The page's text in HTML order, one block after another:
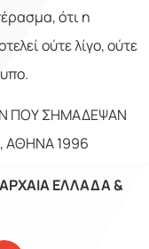
ότι η
ούτε λίγο, ούτε
ΠΟΥ ΣΗΜΑΔΕΨΑΝ
ΑΘΗΝΑ 1996
ΕΛΛΑΔΑ &